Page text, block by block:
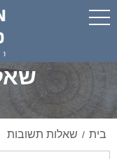
בית / שאלות תשובות